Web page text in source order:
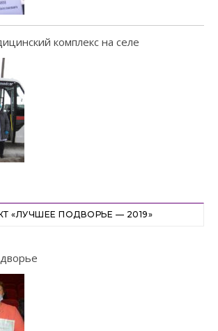
комплекс на селе
«ЛУЧШЕЕ ПОДВОРЬЕ — 2019»